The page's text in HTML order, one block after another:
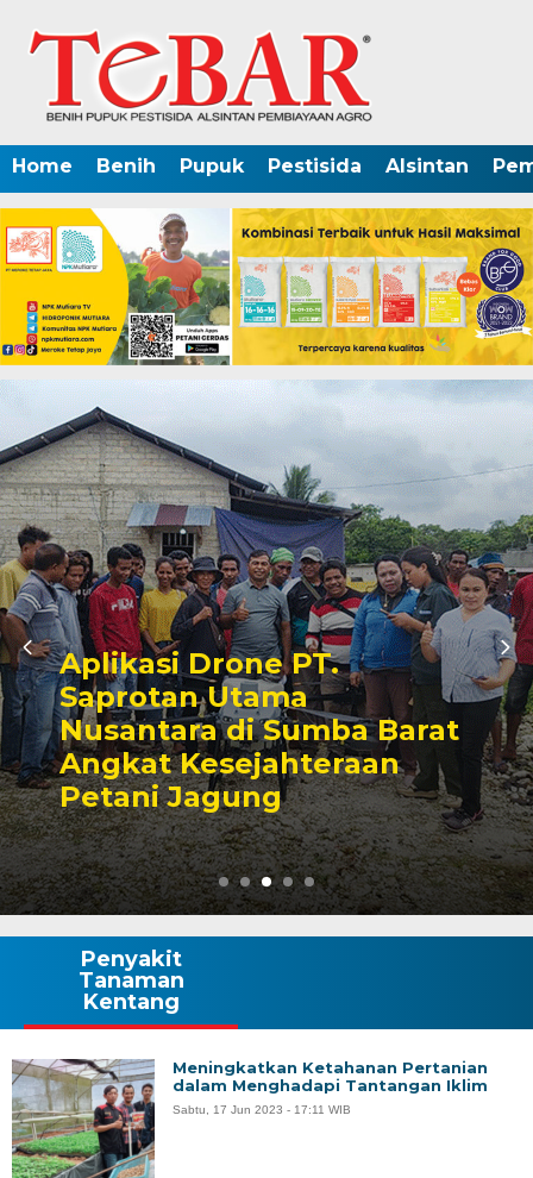
Home Benih Pupuk Pestisida Alsintan
Jangan Kalah oleh Hama
Penyakit, Yuk Atasi
Tantangan Budidaya
Kembang Kol!
Penyakit
Tanaman
Kentang
Meningkatkan Ketahanan Pertanian
dalam Menghadapi Tantangan Iklim
Sabtu, 17 Jun 2023 - 17:11 WIB